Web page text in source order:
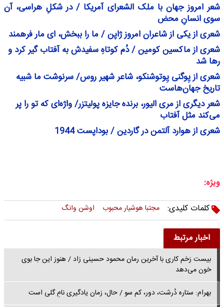
شعر امروز جهان با ملک الشعرای آمریکا / در شکلِ هراسی، آن
سوی انسانِ محض
شعری از یکی از شاعران امروز ژاپن / ما را ببخش، ای مار فرهمند
شعری از ماکسین کومین / دُم کوتاهِ سفیدش به آفتاب گیر کرد و
رها شد
شعری از یِوگنی یِوتوشنکو، شاعر شهیر روس/ سرنوشت ما شبیه
تاریخ جهان‌هاست
شعر دیگری از مری الیور، برنده جایزه پولیتزر/ واژه‌ای که تو را پر
می‌کند مثل آفتاب
شعری از هوارد آلتمن در گاردین / بوداپست 1944
ویژه:
کلمات کلیدی:
مجتبا هوشیار محبوب اوشن وانگ
اخبار مرتبط
بیست زخم کاری با آخرین رمان محمود حسینی زاد / هنوز این جا بوی
خون می‌دهد
بهرام: ستاره‌ دُرشت، دور، کم سو / حال، زمان یادگیری‌ نامِ گلی است